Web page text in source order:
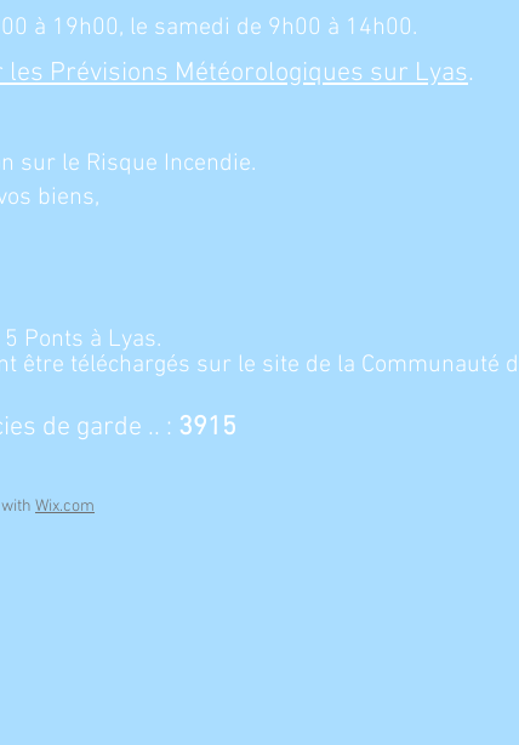
à 19h00, le samedi de 9h00 à 14h00.
les Prévisions Météorologiques sur Lyas.
sur le Risque Incendie.
biens,
Ponts à Lyas.
être téléchargés sur le site de la Communauté
de garde .. : 3915
Wix.com